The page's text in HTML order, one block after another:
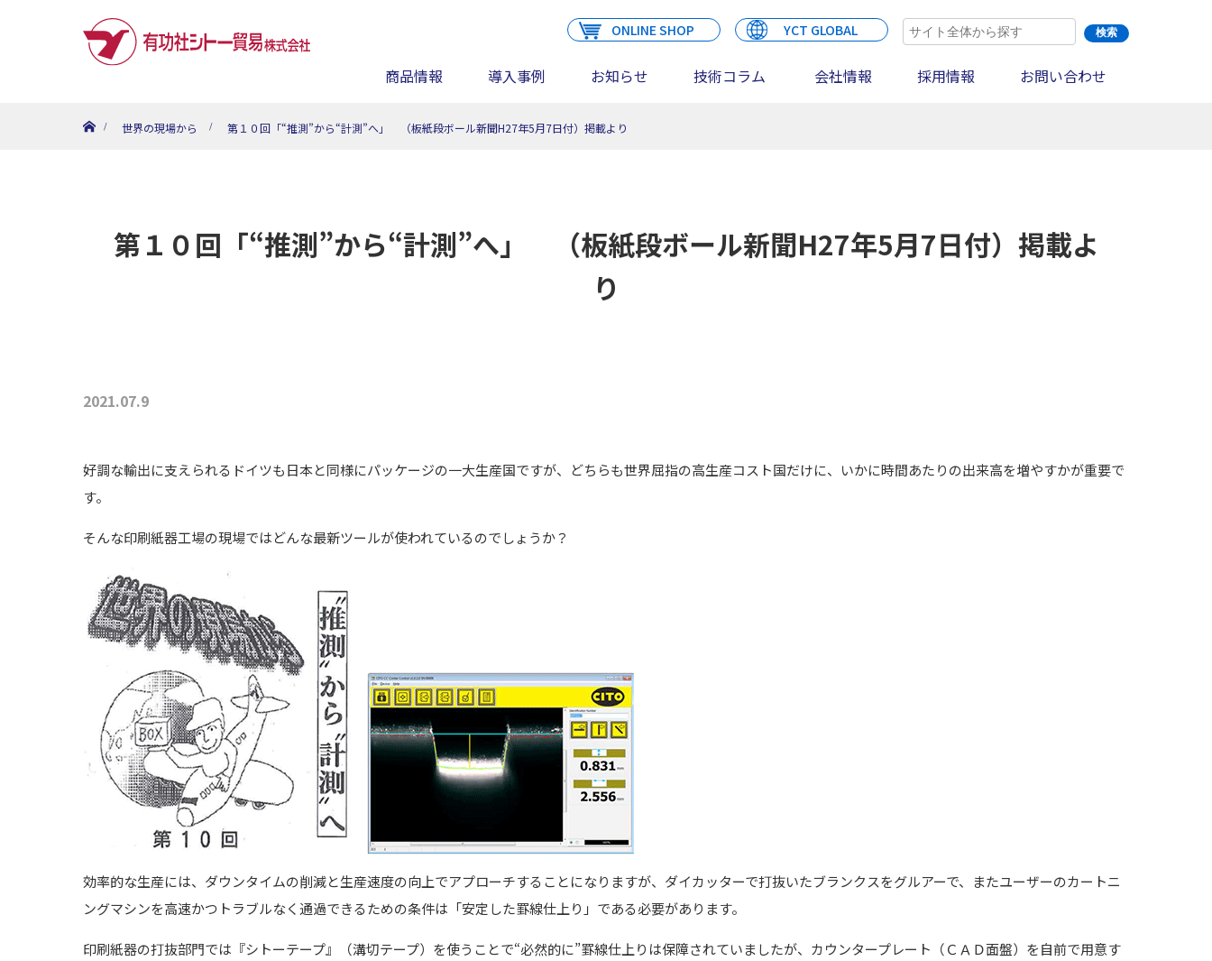
ONLINE SHOP YCT GLOBAL
商品情報 導入事例 お知らせ 技術コラム 会社情報 採用情報 お問い合わせ
世界の現場から
第１０回「“推測”から“計測”へ」 （板紙段ボール新聞H27年5月7日付）掲載より
第１０回「“推測”から“計測”へ」 （板紙段ボール新聞H27年5月7日付）掲載よ
り
2021.07.9
好調な輸出に支えられるドイツも日本と同様にパッケージの一大生産国ですが、どちらも世界屈指の高生産コスト国だけに、いかに時間あたりの出来高を増やすかが重要で
す。
そんな印刷紙器工場の現場ではどんな最新ツールが使われているのでしょうか？
効率的な生産には、ダウンタイムの削減と生産速度の向上でアプローチすることになりますが、ダイカッターで打抜いたブランクスをグルアーで、またユーザーのカートニ
ングマシンを高速かつトラブルなく通過できるための条件は「安定した罫線仕上り」である必要があります。
印刷紙器の打抜部門では『シトーテープ』（溝切テープ）を使うことで“必然的に”罫線仕上りは保障されていましたが、カウンタープレート（ＣＡＤ面盤）を自前で用意す